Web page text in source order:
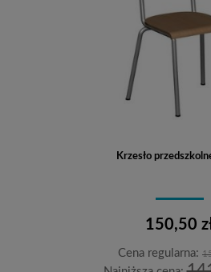
Krzesło
150,50
Cena regularna: